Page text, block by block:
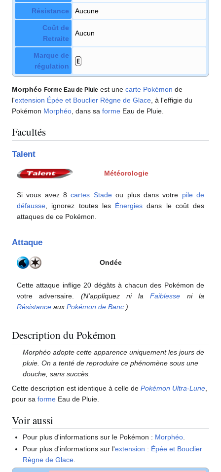
Résistance Aucune
Coût de
Retraite
Aucun
Marque de
régulation
Morphéo Forme Eau de Pluie est une carte Pokémon de
l'extension Épée et Bouclier Règne de Glace , à l'effigie du
Pokémon Morphéo , dans sa forme Eau de Pluie.
Facultés
Talent
Météorologie
Si vous avez 8cartes Stadeou plus dans votre pile de
défausse , ignorez toutes les Énergies dans le coût des
attaques de ce Pokémon.
Attaque
Ondée
Cette attaque inflige 20 dégâts à chacun des Pokémon de
votre adversaire. (N'appliquez ni laFaiblesse ni la
Résistance aux Pokémon de Banc .)
Description du Pokémon
Morphéo adopte cette apparence uniquement les jours de
pluie. On a tenté de reproduire ce phénomène sous une
douche, sans succès.
Cette description est identique à celle de Pokémon Ultra-Lune
pour sa forme Eau de Pluie.
Voir aussi
Pour plus d'informations sur le Pokémon : Morphéo.
Pour plus d'informations sur l'extension : Épée et Bouclier
Règne de Glace